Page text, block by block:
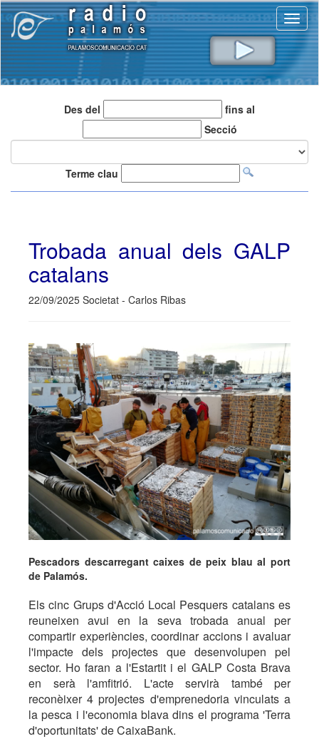
Des del
fins al
Secció
Terme clau
Trobada anual dels GALP
catalans
22/09/2025 Societat - Carlos Ribas
Pescadors descarregant caixes de peix blau al port
de Palamós.
Els cinc Grups d'Acció Local Pesquers catalans es
reuneixen avui en la seva trobada anual per
compartir experiències, coordinar accions i avaluar
l'impacte dels projectes que desenvolupen pel
sector. Ho faran a l'Estartit i el GALP Costa Brava
en serà l'amfitrió. L'acte servirà també per
reconèixer 4 projectes d'emprenedoria vinculats a
la pesca i l'economia blava dins el programa 'Terra
d'oportunitats' de CaixaBank.